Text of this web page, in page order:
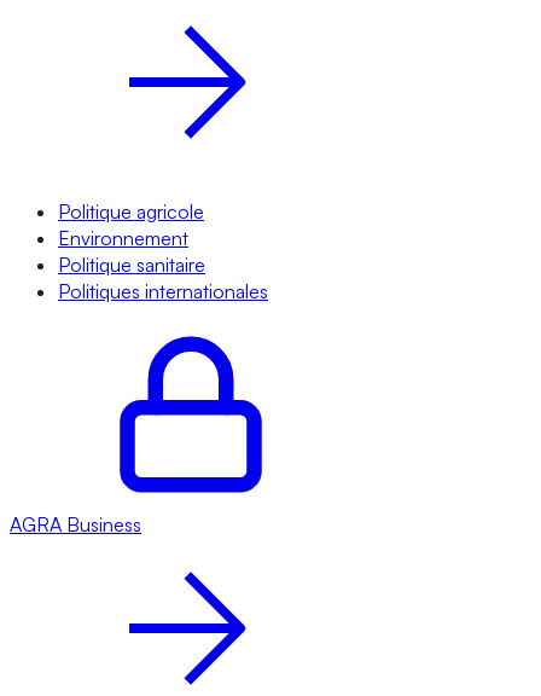
Politique agricole
Environnement
Politique sanitaire
Politiques internationales
AGRA Business